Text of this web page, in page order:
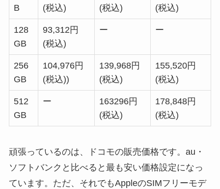
B
(税込)
(税込)
(税込)
128
GB
93,312 円
(税込)
ー ー
256
GB
104,976円
(税込))
139,968円
(税込)
155,520円
(税込)
512
GB
ー 163296円
(税込)
178,848円
(税込)
頑張っているのは、ドコモの販売価格です。au・
ソフトバンクと比べると最も安い価格設定になっ
ています。ただ、それでもAppleのSIMフリーモデ